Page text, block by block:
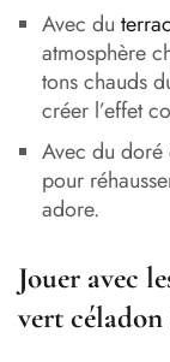
Avec du
atmosphère
tons chauds
créer l’effet
Avec du doré
pour
adore.
Jouer avec
vert céladon